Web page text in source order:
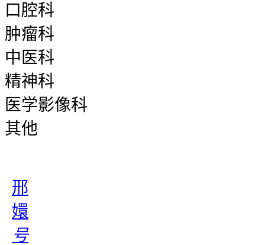
口腔科
肿瘤科
中医科
精神科
医学影像科
其他
邢
嬛
号